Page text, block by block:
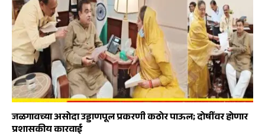
जळगावच्या असोदा उड्डाणपूल प्रकरणी कठोर पाऊल; दोषींवर होणार
प्रशासकीय कारवाई